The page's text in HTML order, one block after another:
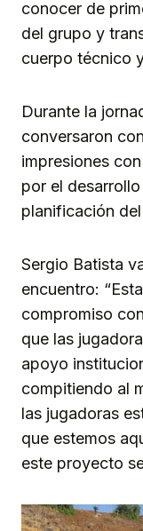
conocer de
del grupo y
cuerpo técnico
Durante la
conversaron
impresiones
por el
planificación
Sergio Batista
encuentro:
compromiso
que las
apoyo
compitiendo al
las jugadoras
que estemos
este proyecto